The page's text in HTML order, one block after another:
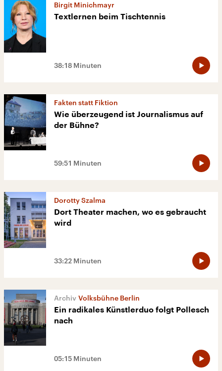
Birgit Minichmayr
Textlernen beim Tischtennis
38:18 Minuten
Fakten statt Fiktion
Wie überzeugend ist Journalismus auf
der Bühne?
59:51 Minuten
Dorotty Szalma
Dort Theater machen, wo es gebraucht
wird
33:22 Minuten
Volksbühne Berlin
Ein radikales Künstlerduo folgt Pollesch
nach
05:15 Minuten